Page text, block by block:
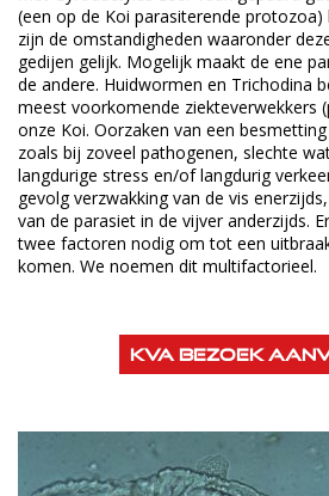
(een op de Koi parasiterende
zijn de omstandigheden waaronder
gedijen gelijk. Mogelijk maakt de ene
de andere. Huidwormen en Trichodina
meest voorkomende ziekteverwekkers
onze Koi. Oorzaken van een
zoals bij zoveel pathogenen, slechte
langdurige stress en/of langdurig
gevolg verzwakking van de vis
van de parasiet in de vijver anderzijds.
twee factoren nodig om tot een
komen. We noemen dit multifactorieel.
KVA bezoek